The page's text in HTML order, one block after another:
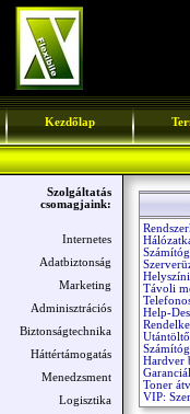
Kezdőlap
Szolgáltatás
csomagjaink:
Internetes
Adatbiztonság
Marketing
Adminisztrációs
Biztonságtechnika
Háttértámogatás
Menedzsment
Logisztika
Távoli
Help-
Hardver
Toner
VIP: